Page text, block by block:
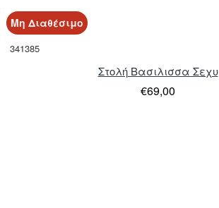
Μη Διαθέσιμο
341385
Στολή Βασιλισσα Σεχυ
€69,00